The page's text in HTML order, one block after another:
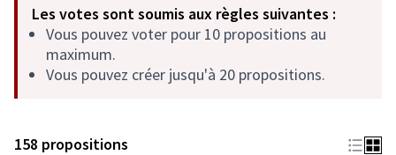
−
Les votes sont soumis aux règles suivantes :
Vous pouvez voter pour 10 propositions au
maximum.
Vous pouvez créer jusqu'à 20 propositions.
158 propositions